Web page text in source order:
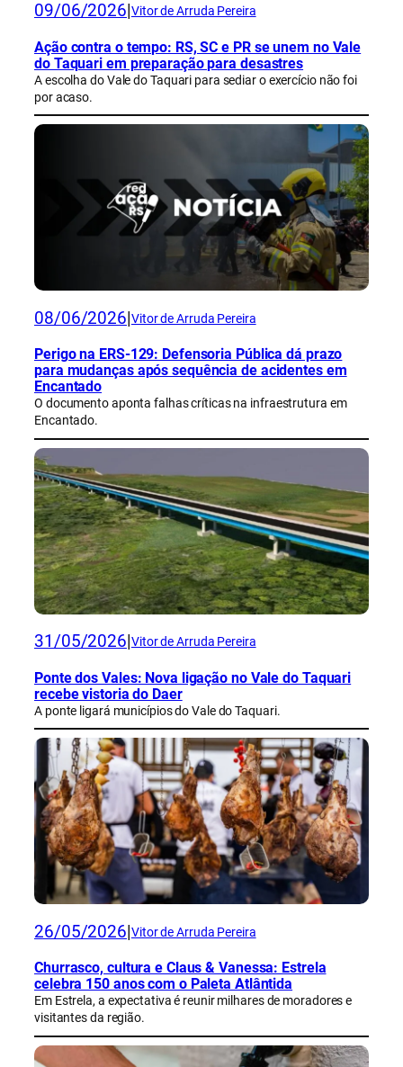
09/06/2026 Vitor de Arruda Pereira
Ação contra o tempo: RS, SC e PR se unem no Vale
do Taquari em preparação para desastres
A escolha do Vale do Taquari para sediar o exercício não foi
por acaso.
08/06/2026 Vitor de Arruda Pereira
Perigo na ERS-129: Defensoria Pública dá prazo
para mudanças após sequência de acidentes em
Encantado
O documento aponta falhas críticas na infraestrutura em
Encantado.
31/05/2026 Vitor de Arruda Pereira
Ponte dos Vales: Nova ligação no Vale do Taquari
recebe vistoria do Daer
A ponte ligará municípios do Vale do Taquari.
26/05/2026 Vitor de Arruda Pereira
Churrasco, cultura e Claus & Vanessa: Estrela
celebra 150 anos com o Paleta Atlântida
Em Estrela, a expectativa é reunir milhares de moradores e
visitantes da região.